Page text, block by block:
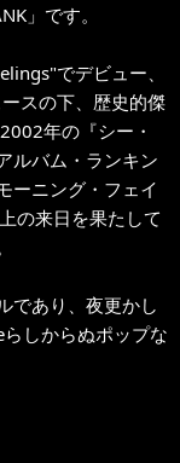
」です。
でデビュー、
スの下、歴史的傑
年の『シー・
ルバム・ランキン
ーニング・フェイ
の来日を果たして
であり、夜更かし
しからぬポップな